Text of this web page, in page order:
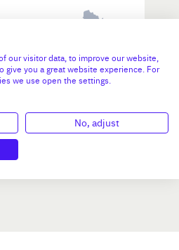
N°47264
our visitor data, to improve our website,
give you a great website experience. For
we use open the settings.
No, adjust